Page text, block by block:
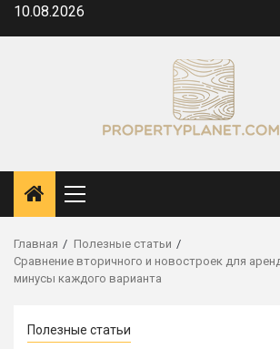
Перейти
10.08.2026
Основное
меню
Главная
Полезные статьи
Сравнение вторичного и новостроек для
минусы каждого варианта
Полезные статьи